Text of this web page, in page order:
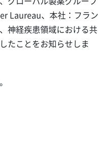
Laureau、本社：フラン
神経疾患領域における共
たことをお知らせしま